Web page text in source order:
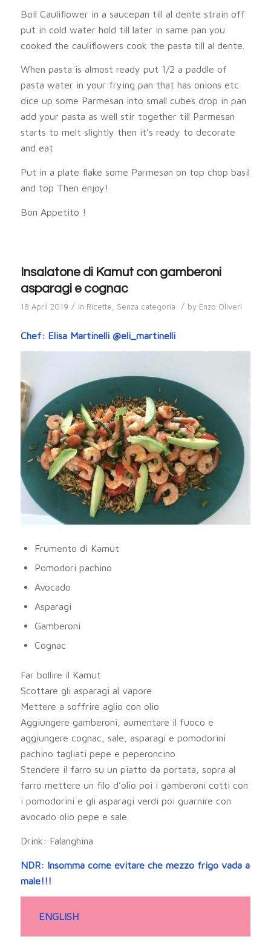
Boil Cauliflower in a saucepan till al dente strain off
put in cold water hold till later in same pan you
cooked the cauliflowers cook the pasta till al dente.
When pasta is almost ready put 1/2 a paddle of
pasta water in your frying pan that has onions etc
dice up some Parmesan into small cubes drop in pan
add your pasta as well stir together till Parmesan
starts to melt slightly then it’s ready to decorate
and eat
Put in a plate flake some Parmesan on top chop basil
and top Then enjoy!
Bon Appetito !
Insalatone di Kamut con gamberoni
asparagi e cognac
18 April 2019 / in Ricette, Senza categoria / by Enzo Oliveri
Chef: Elisa Martinelli @eli_martinelli
Frumento di Kamut
Pomodori pachino
Avocado
Asparagi
Gamberoni
Cognac
Far bollire il Kamut
Scottare gli asparagi al vapore
Mettere a soffrire aglio con olio
Aggiungere gamberoni, aumentare il fuoco e
aggiungere cognac, sale, asparagi e pomodorini
pachino tagliati pepe e peperoncino
Stendere il farro su un piatto da portata, sopra al
farro mettere un filo d’olio poi i gamberoni cotti con
i pomodorini e gli asparagi verdi poi guarnire con
avocado olio pepe e sale.
Drink: Falanghina
NDR: Insomma come evitare che mezzo frigo vada a
male!!!
ENGLISH